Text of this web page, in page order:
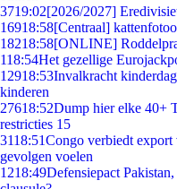
3719:02[2026/2027]
16918:58[Centraal]
18218:58[ONLINE]
118:54Het gezellige
12918:53Invalkracht
kinderen
27618:52Dump hier elke 40+
restricties 15
3118:51Congo verbiedt export
gevolgen voelen
1218:49Defensiepact